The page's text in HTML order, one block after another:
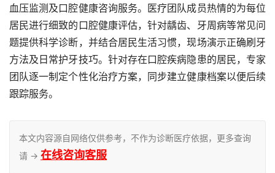
血压监测及口腔健康咨询服务。医疗团队成员热情的为每位
居民进行细致的口腔健康评估，针对龋齿、牙周病等常见问
题提供科学诊断，并结合居民生活习惯，现场演示正确刷牙
方法及日常护牙技巧。针对存在口腔疾病隐患的居民，专家
团队逐一制定个性化治疗方案，同步建立健康档案以便后续
跟踪服务。
本文内容源自网络仅供参考，不作为诊断医疗依据，更多查询
请 → 在线咨询客服